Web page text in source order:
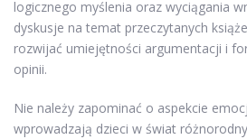
logicznego myślenia oraz wyciągania
dyskusje na temat przeczytanych
rozwijać umiejętności argumentacji i
opinii.
Nie należy zapominać o aspekcie
wprowadzają dzieci w świat